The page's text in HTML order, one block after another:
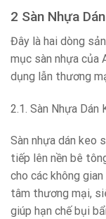
2 Sàn Nhựa
Đây là hai dòng
mục sàn nhựa của
dụng lẫn thương
2.1. Sàn Nhựa Dán
Sàn nhựa dán keo
tiếp lên nền bê
cho các không
tâm thương mại,
giúp hạn chế bụi